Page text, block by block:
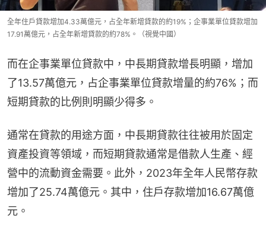
全年住戶貸款增加4.33萬億元，占全年新增貸款的約19%；企事業單位貸款增加
17.91萬億元，占全年新增貸款的約78%。（視覺中國）
而在企事業單位貸款中，中長期貸款增長明顯，增加
了13.57萬億元，占企事業單位貸款增量的約76%；而
短期貸款的比例則明顯少得多。
通常在貸款的用途方面，中長期貸款往往被用於固定
資產投資等領域，而短期貸款通常是借款人生產、經
營中的流動資金需要。此外，2023年全年人民幣存款
增加了25.74萬億元。其中，住戶存款增加16.67萬億
元。